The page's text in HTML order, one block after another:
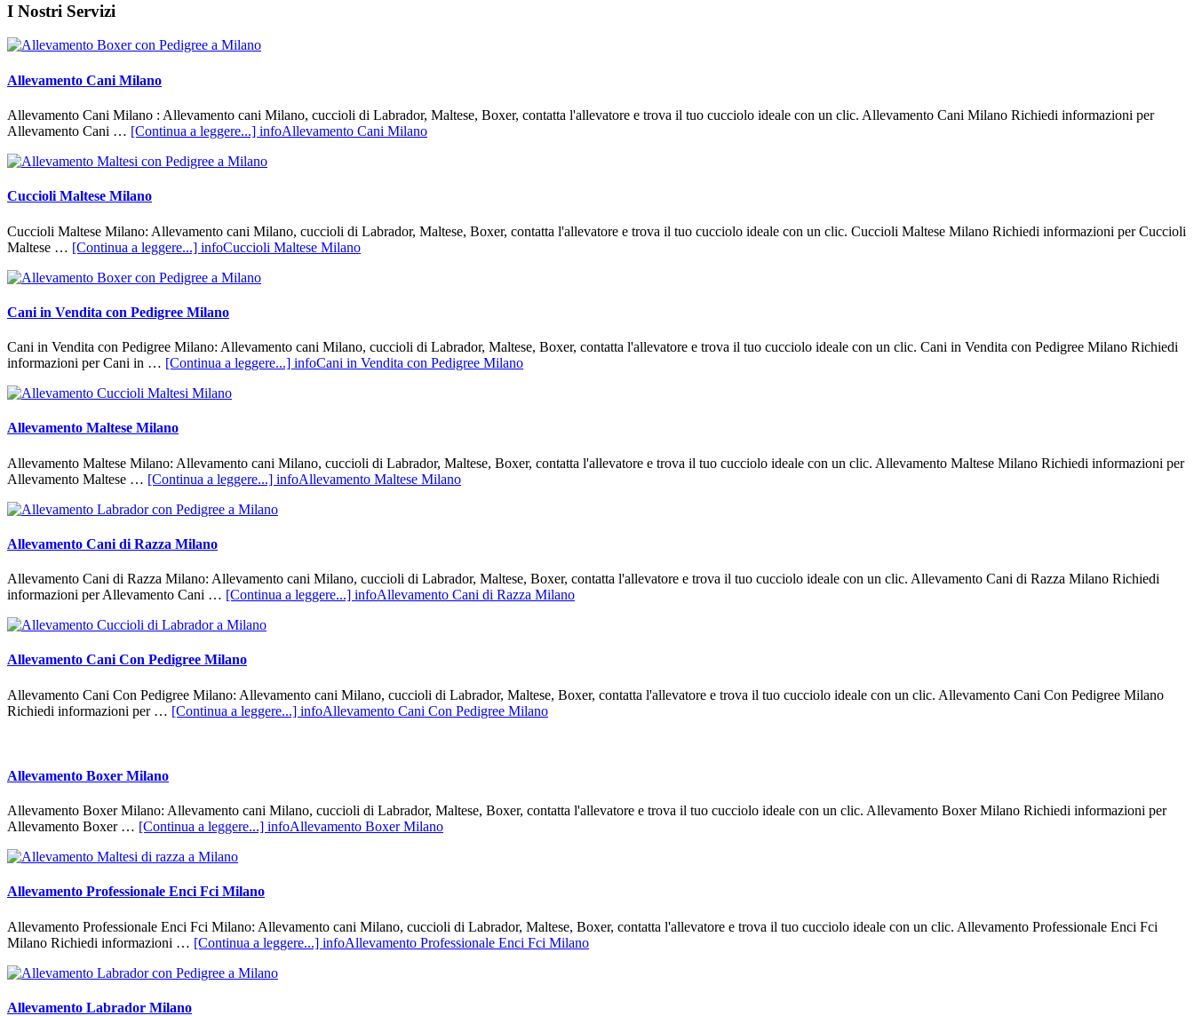
I Nostri Servizi
Allevamento Cani Milano
Allevamento Cani Milano : Allevamento cani Milano, cuccioli di Labrador, Maltese, Boxer, contatta l'allevatore e trova il tuo cucciolo ideale con un clic. Allevamento Cani Milano Richiedi informazioni per
Allevamento Cani … [Continua a leggere...] infoAllevamento Cani Milano
Cuccioli Maltese Milano
Cuccioli Maltese Milano: Allevamento cani Milano, cuccioli di Labrador, Maltese, Boxer, contatta l'allevatore e trova il tuo cucciolo ideale con un clic. Cuccioli Maltese Milano Richiedi informazioni per Cuccioli
Maltese … [Continua a leggere...] infoCuccioli Maltese Milano
Cani in Vendita con Pedigree Milano
Cani in Vendita con Pedigree Milano: Allevamento cani Milano, cuccioli di Labrador, Maltese, Boxer, contatta l'allevatore e trova il tuo cucciolo ideale con un clic. Cani in Vendita con Pedigree Milano Richiedi
informazioni per Cani in … [Continua a leggere...] infoCani in Vendita con Pedigree Milano
Allevamento Maltese Milano
Allevamento Maltese Milano: Allevamento cani Milano, cuccioli di Labrador, Maltese, Boxer, contatta l'allevatore e trova il tuo cucciolo ideale con un clic. Allevamento Maltese Milano Richiedi informazioni per
Allevamento Maltese … [Continua a leggere...] infoAllevamento Maltese Milano
Allevamento Cani di Razza Milano
Allevamento Cani di Razza Milano: Allevamento cani Milano, cuccioli di Labrador, Maltese, Boxer, contatta l'allevatore e trova il tuo cucciolo ideale con un clic. Allevamento Cani di Razza Milano Richiedi
informazioni per Allevamento Cani … [Continua a leggere...] infoAllevamento Cani di Razza Milano
Allevamento Cani Con Pedigree Milano
Allevamento Cani Con Pedigree Milano: Allevamento cani Milano, cuccioli di Labrador, Maltese, Boxer, contatta l'allevatore e trova il tuo cucciolo ideale con un clic. Allevamento Cani Con Pedigree Milano
Richiedi informazioni per … [Continua a leggere...] infoAllevamento Cani Con Pedigree Milano
Allevamento Boxer Milano
Allevamento Boxer Milano: Allevamento cani Milano, cuccioli di Labrador, Maltese, Boxer, contatta l'allevatore e trova il tuo cucciolo ideale con un clic. Allevamento Boxer Milano Richiedi informazioni per
Allevamento Boxer … [Continua a leggere...] infoAllevamento Boxer Milano
Allevamento Professionale Enci Fci Milano
Allevamento Professionale Enci Fci Milano: Allevamento cani Milano, cuccioli di Labrador, Maltese, Boxer, contatta l'allevatore e trova il tuo cucciolo ideale con un clic. Allevamento Professionale Enci Fci
Milano Richiedi informazioni … [Continua a leggere...] infoAllevamento Professionale Enci Fci Milano
Allevamento Labrador Milano